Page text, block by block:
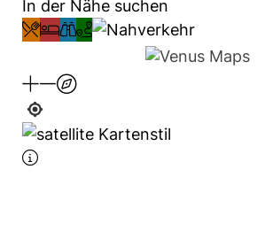
In der Nähe suchen